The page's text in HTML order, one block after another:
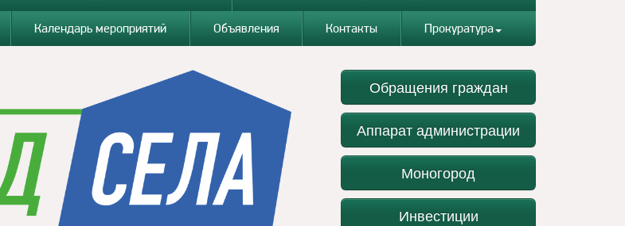
Календарь мероприятий Объявления Контакты Прокуратура
Обращения граждан
Аппарат администрации
Моногород
Инвестиции